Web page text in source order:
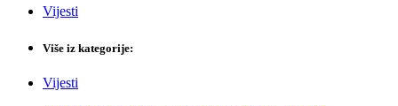
Vijesti
Više iz kategorije:
Vijesti